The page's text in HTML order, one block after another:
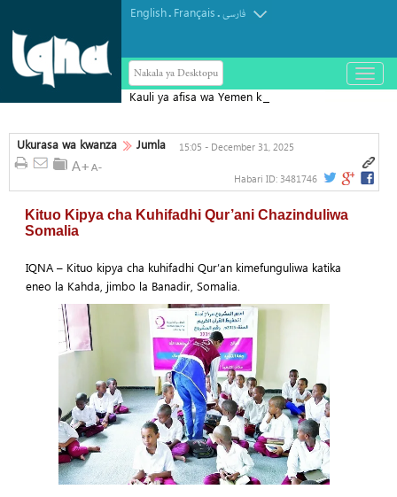
English. Français.فارسی
Nakala ya Desktopu
باز
و
Kauli ya afisa wa Yemen kufuatia
Uturuki na Pakistan
Ukurasa wa kwanza Jumla 15:05 - December 31, 2025
Habari ID: 3481746
Kituo Kipya cha Kuhifadhi Qur’ani Chazinduliwa
Somalia
IQNA – Kituo kipya cha kuhifadhi Qur’an kimefunguliwa katika
eneo la Kahda, jimbo la Banadir, Somalia.